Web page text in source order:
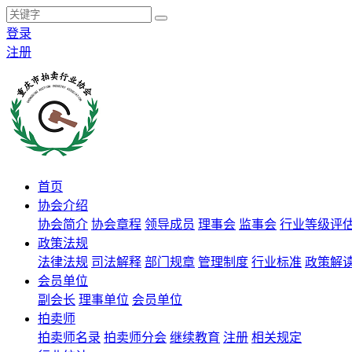
登录
注册
首页
协会介绍
协会简介 协会章程 领导成员 理事会 监事会 行业等级评
政策法规
法律法规 司法解释 部门规章 管理制度 行业标准 政策解
会员单位
副会长 理事单位 会员单位
拍卖师
拍卖师名录 拍卖师分会 继续教育 注册 相关规定